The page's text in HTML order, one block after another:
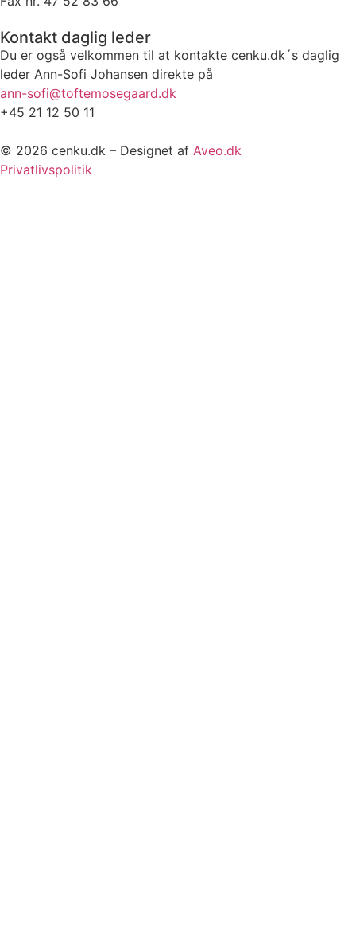
Kontakt daglig leder
Du er også velkommen til at kontakte cenku.dk´s daglig
leder Ann-Sofi Johansen direkte på
ann-sofi@toftemosegaard.dk
+45 21 12 50 11
© 2026 cenku.dk – Designet af Aveo.dk
Privatlivspolitik